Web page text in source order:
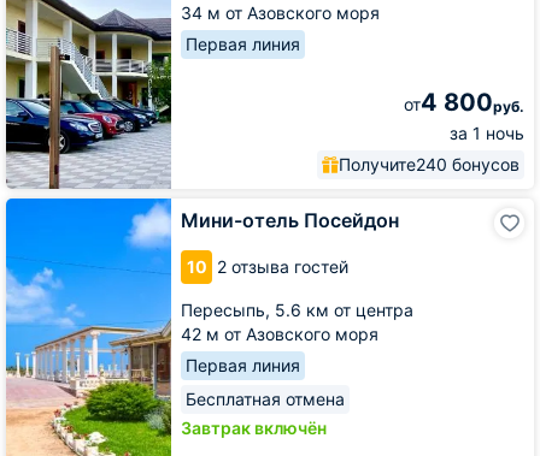
34 м от Азовского моря
Первая линия
от4 800руб.
за 1 ночь
Получите240 бонусов
Мини-отель Посейдон
10 2 отзыва гостей
Пересыпь, 5.6 км от центра
42 м от Азовского моря
Первая линия
Бесплатная отмена
Завтрак включён
Мини-